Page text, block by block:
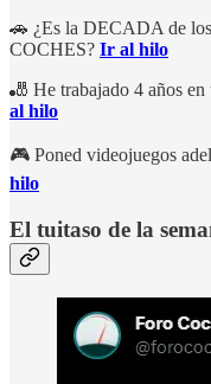
🚗 ¿Es la DECADA de
COCHES? Ir al hilo
🎳 He trabajado 4 años
al hilo
🎮 Poned videojuegos
hilo
El tuitaso de la